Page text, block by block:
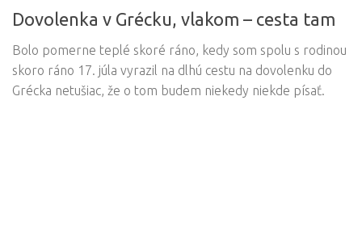
Dovolenka v Grécku, vlakom – cesta tam
Bolo pomerne teplé skoré ráno, kedy som spolu s rodinou
skoro ráno 17. júla vyrazil na dlhú cestu na dovolenku do
Grécka netušiac, že o tom budem niekedy niekde písať.